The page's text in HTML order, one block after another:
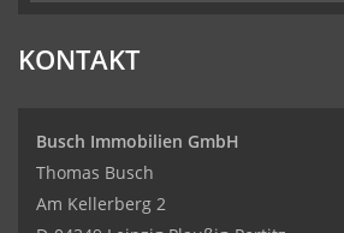
KONTAKT
Busch Immobilien GmbH
Thomas Busch
Am Kellerberg 2